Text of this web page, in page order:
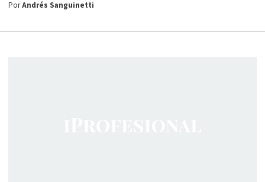
PorAndrés Sanguinetti